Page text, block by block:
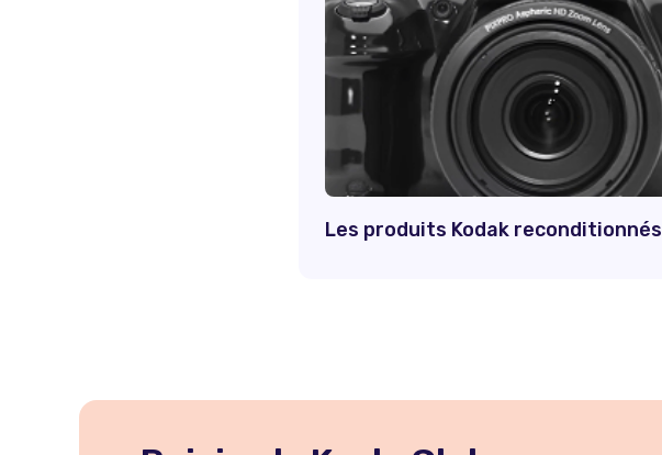
Les produits Kodak reconditionnés